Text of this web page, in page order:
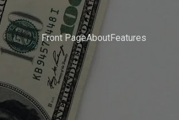
Front PageAboutFeatures